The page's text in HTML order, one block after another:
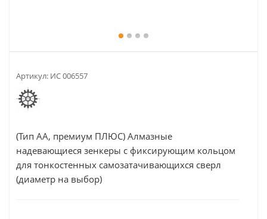
Артикул: ИС 006557
(Тип АА, премиум ПЛЮС) Алмазные
надевающиеся зенкеры с фиксирующим кольцом
для тонкостенных самозатачивающихся сверл
(диаметр на выбор)